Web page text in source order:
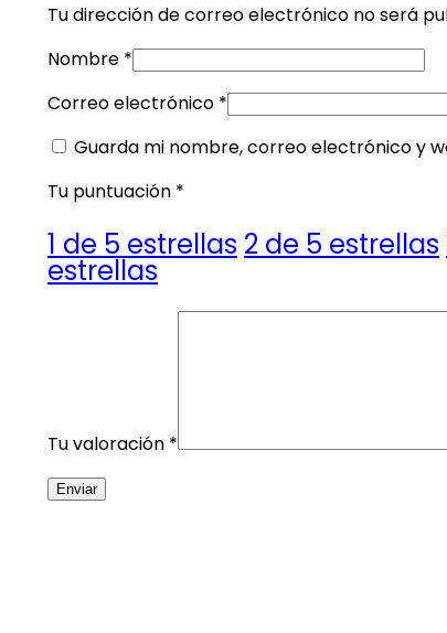
Tu dirección de correo electrónico no será
Nombre *
Correo electrónico *
Guarda mi nombre, correo electrónico y
Tu puntuación *
1 de 5 estrellas 2 de 5 estrellas
estrellas
Tu valoración *